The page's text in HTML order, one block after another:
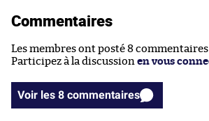
Commentaires
Les membres ont posté 8
Participez à la discussion en vous
Voir les 8 commentaires